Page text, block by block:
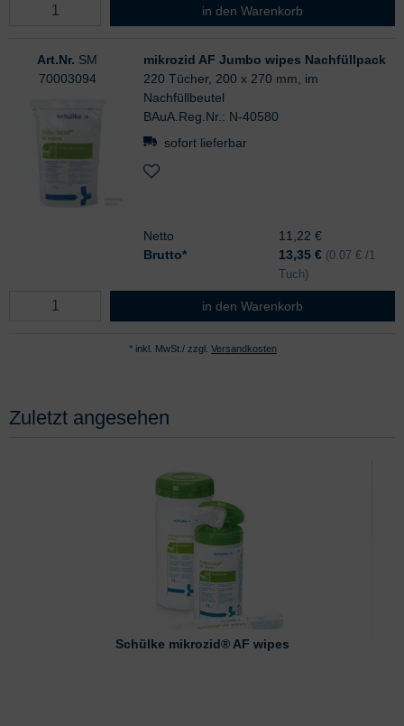
mikrozid AF Jumbo wipes
in den Warenkorb
Art.Nr. SM
70003094
mikrozid AF Jumbo wipes Nachfüllpack
220 Tücher, 200 x 270 mm, im
Nachfüllbeutel
BAuA.Reg.Nr.: N-40580
sofort lieferbar
Netto
11,22 €
Brutto*
13,35 € (0.07 € /1
Tuch)
mikrozid AF Jumbo wipes
in den Warenkorb
* inkl. MwSt./ zzgl. Versandkosten
Zuletzt angesehen
Schülke mikrozid® AF wipes